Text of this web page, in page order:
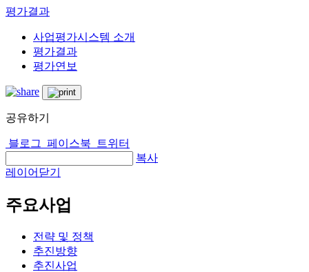
평가결과
사업평가시스템 소개
평가결과
평가연보
공유하기
블로그 페이스북
트위터
복사
레이어닫기
주요사업
전략 및 정책
추진방향
추진사업